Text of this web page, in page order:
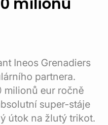
milionů
Ineos Grenadiers
partnera.
milionů eur ročně
super-stáje
útok na žlutý trikot.